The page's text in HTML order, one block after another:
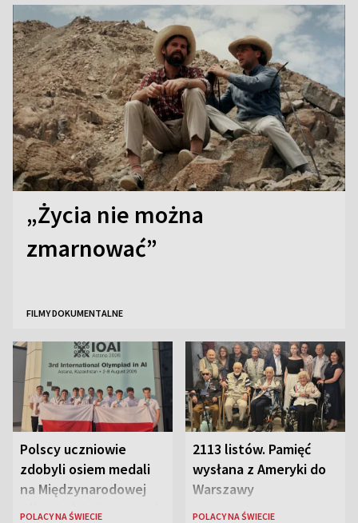
„Życia nie można
zmarnować”
FILMY DOKUMENTALNE
Polscy uczniowie
zdobyli osiem medali
na Międzynarodowej
Olimpiadzie Sztucznej
POLACY NA ŚWIECIE
2113 listów. Pamięć
wysłana z Ameryki do
Warszawy
POLACY NA ŚWIECIE